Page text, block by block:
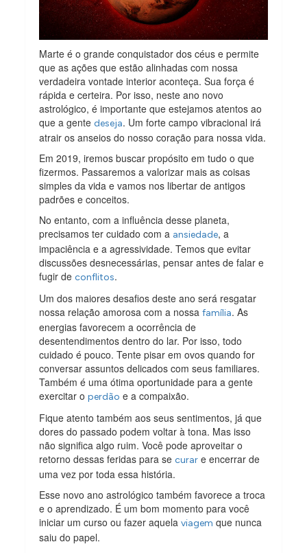
Marte é o grande conquistador dos céus e permite
que as ações que estão alinhadas com nossa
verdadeira vontade interior aconteça. Sua força é
rápida e certeira. Por isso, neste ano novo
astrológico, é importante que estejamos atentos ao
que a gentedeseja. Um forte campo vibracional irá
atrair os anseios do nosso coração para nossa vida.
Em 2019, iremos buscar propósito em tudo o que
fizermos. Passaremos a valorizar mais as coisas
simples da vida e vamos nos libertar de antigos
padrões e conceitos.
No entanto, com a influência desse planeta,
precisamos ter cuidado com a ansiedade, a
impaciência e a agressividade. Temos que evitar
discussões desnecessárias, pensar antes de falar e
fugir deconflitos.
Um dos maiores desafios deste ano será resgatar
nossa relação amorosa com a nossafamília. As
energias favorecem a ocorrência de
desentendimentos dentro do lar. Por isso, todo
cuidado é pouco. Tente pisar em ovos quando for
conversar assuntos delicados com seus familiares.
Também é uma ótima oportunidade para a gente
exercitar operdão e a compaixão.
Fique atento também aos seus sentimentos, já que
dores do passado podem voltar à tona. Mas isso
não significa algo ruim. Você pode aproveitar o
retorno dessas feridas para securar e encerrar de
uma vez por toda essa história.
Esse novo ano astrológico também favorece a troca
e o aprendizado. É um bom momento para você
iniciar um curso ou fazer aquelaviagem que nunca
saiu do papel.